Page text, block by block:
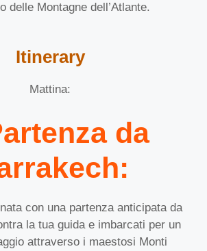
delle Montagne dell’Atlante.
Itinerary
Mattina:
da
con una partenza anticipata da
la tua guida e imbarcati per un
attraverso i maestosi Monti